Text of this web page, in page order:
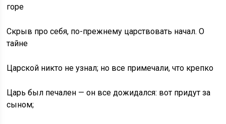
горе
Скрыв про себя, по-прежнему царствовать начал. О
тайне
Царской никто не узнал; но все примечали, что крепко
Царь был печален — он все дожидался: вот придут за
сыном;